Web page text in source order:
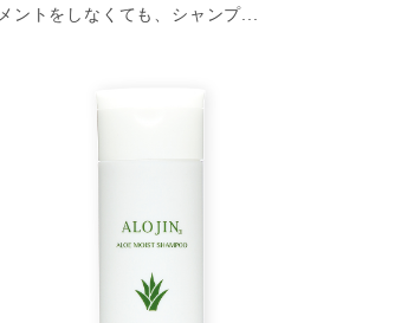
メントをしなくても、シャンプ...